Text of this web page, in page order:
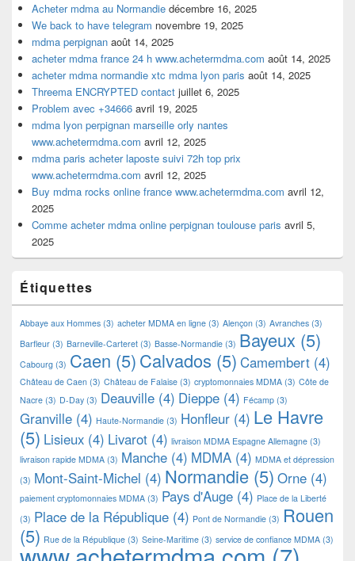
Acheter mdma au Normandie décembre 16, 2025
We back to have telegram novembre 19, 2025
mdma perpignan août 14, 2025
acheter mdma france 24 h www.achetermdma.com août 14, 2025
acheter mdma normandie xtc mdma lyon paris août 14, 2025
Threema ENCRYPTED contact juillet 6, 2025
Problem avec +34666 avril 19, 2025
mdma lyon perpignan marseille orly nantes
www.achetermdma.com avril 12, 2025
mdma paris acheter laposte suivi 72h top prix
www.achetermdma.com avril 12, 2025
Buy mdma rocks online france www.achetermdma.com avril 12,
2025
Comme acheter mdma online perpignan toulouse paris avril 5,
2025
Étiquettes
Abbaye aux Hommes (3) acheter MDMA en ligne (3) Alençon (3) Avranches (3)
Barfleur (3) Barneville-Carteret (3) Basse-Normandie (3) Bayeux (5)
Cabourg (3) Caen (5)Calvados (5) Camembert (4)
Château de Caen (3) Château de Falaise (3) cryptomonnaies MDMA (3) Côte de
Nacre (3) D-Day (3) Deauville (4) Dieppe (4) Fécamp (3)
Granville (4) Haute-Normandie (3) Honfleur (4) Le Havre
(5) Lisieux (4) Livarot (4) livraison MDMA Espagne Allemagne (3)
livraison rapide MDMA (3) Manche (4) MDMA (4) MDMA et dépression
(3) Mont-Saint-Michel (4) Normandie (5) Orne (4)
paiement cryptomonnaies MDMA (3) Pays d'Auge (4) Place de la Liberté
(3) Place de la République (4) Pont de Normandie (3) Rouen
(5) Rue de la République (3) Seine-Maritime (3) service de confiance MDMA (3)